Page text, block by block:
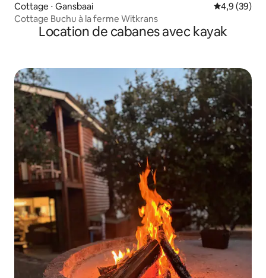
Cottage ⋅ Gansbaai Évaluation
4,9 (39)
Cottage Buchu à la ferme Witkrans
Location de cabanes avec kayak